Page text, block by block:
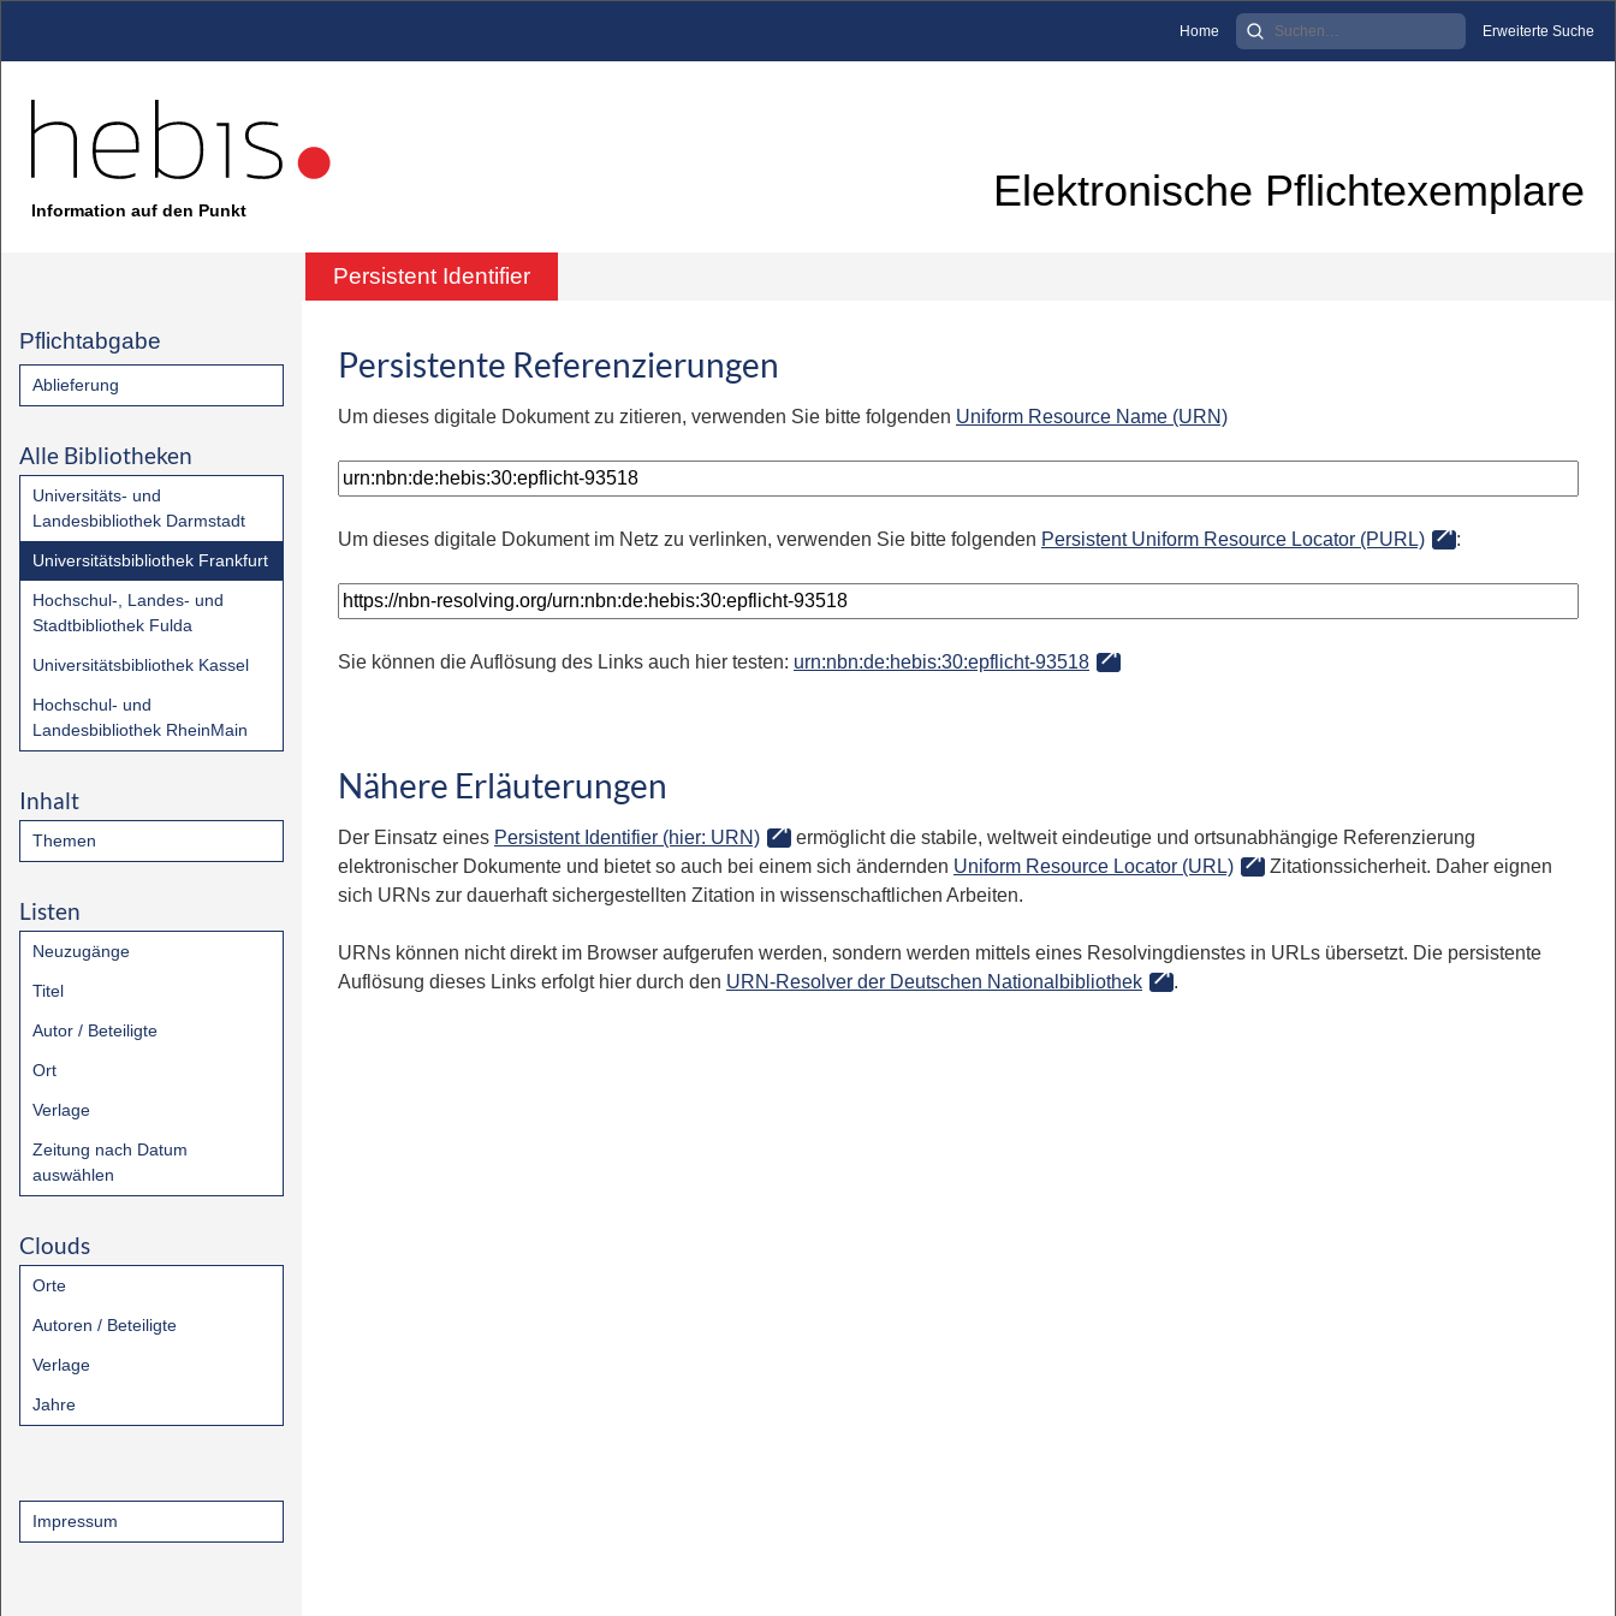
Home Erweiterte Suche
Information auf den Punkt Elektronische Pflichtexemplare
Persistent Identifier
Pflichtabgabe
Ablieferung
Alle Bibliotheken
Universitäts- und
Landesbibliothek Darmstadt
Universitätsbibliothek Frankfurt
Hochschul-, Landes- und
Stadtbibliothek Fulda
Universitätsbibliothek Kassel
Hochschul- und
Landesbibliothek RheinMain
Inhalt
Themen
Listen
Neuzugänge
Titel
Autor / Beteiligte
Ort
Verlage
Zeitung nach Datum
auswählen
Clouds
Orte
Autoren / Beteiligte
Verlage
Jahre
Impressum
Persistente Referenzierungen
Um dieses digitale Dokument zu zitieren, verwenden Sie bitte folgenden Uniform Resource Name (URN)
Um dieses digitale Dokument im Netz zu verlinken, verwenden Sie bitte folgenden Persistent Uniform Resource Locator (PURL) :
Sie können die Auflösung des Links auch hier testen: urn:nbn:de:hebis:30:epflicht-93518
Nähere Erläuterungen
Der Einsatz eines Persistent Identifier (hier: URN)
ermöglicht die stabile, weltweit eindeutige und ortsunabhängige Referenzierung
elektronischer Dokumente und bietet so auch bei einem sich ändernden Uniform Resource Locator (URL)
Zitationssicherheit. Daher eignen
sich URNs zur dauerhaft sichergestellten Zitation in wissenschaftlichen Arbeiten.
URNs können nicht direkt im Browser aufgerufen werden, sondern werden mittels eines Resolvingdienstes in URLs übersetzt. Die persistente
Auflösung dieses Links erfolgt hier durch den URN-Resolver der Deutschen Nationalbibliothek .